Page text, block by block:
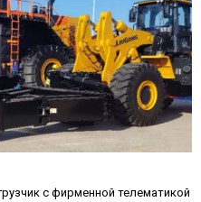
с фирменной телематикой